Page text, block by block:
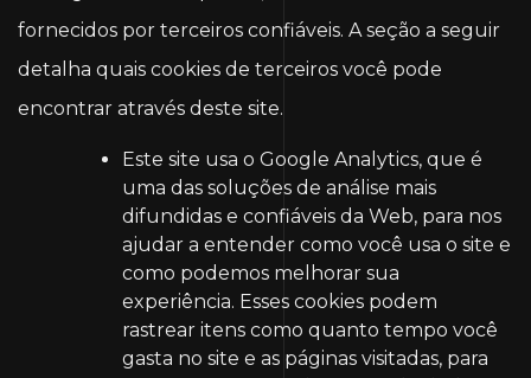
fornecidos por terceiros confiáveis. A seção a seguir
detalha quais cookies de terceiros você pode
encontrar através deste site.
Este site usa o Google Analytics, que é
uma das soluções de análise mais
difundidas e confiáveis ​​da Web, para nos
ajudar a entender como você usa o site e
como podemos melhorar sua
experiência. Esses cookies podem
rastrear itens como quanto tempo você
gasta no site e as páginas visitadas, para